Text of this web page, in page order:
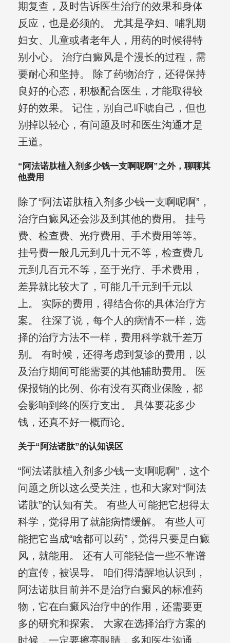
期复查，及时告诉医生治疗的效果和身体
反应，也是必须的。 尤其是孕妇、哺乳期
妇女、儿童或者老年人，用药的时候得特
别小心。 治疗白癜风是个漫长的过程，需
要耐心和坚持。 除了药物治疗，还得保持
良好的心态，积极配合医生，才能取得较
好的效果。 记住，别自己吓唬自己，但也
别掉以轻心，有问题及时和医生沟通才是
王道。
“阿法诺肽植入剂多少钱一支啊呢啊”之外，聊聊其
他费用
除了“阿法诺肽植入剂多少钱一支啊呢啊”，
治疗白癜风还会涉及到其他的费用。 挂号
费、检查费、光疗费用、手术费用等等。
挂号费一般几元到几十元不等，检查费几
元到几百元不等，至于光疗、手术费用，
差异就比较大了，可能几千元到千元以
上。 实际的费用，得结合你的具体治疗方
案。 往深了说，每个人的病情不一样，选
择的治疗方法不一样，费用科学就千差万
别。 有时候，还得考虑到复诊的费用，以
及治疗期间可能需要的其他辅助费用。 医
保报销的比例、你有没有买商业保险，都
会影响到终的医疗支出。 具体要花多少
钱，还真不好一概而论。
关于“阿法诺肽”的认知误区
“阿法诺肽植入剂多少钱一支啊呢啊”，这个
问题之所以这么受关注，也和大家对“阿法
诺肽”的认知有关。 有些人可能把它想得太
科学，觉得用了就能病情缓解。 有些人可
能把它当成“啥都可以药”，觉得只要是白癜
风，就能用。 还有人可能轻信一些不靠谱
的宣传，被误导。 咱们得清醒地认识到，
阿法诺肽目前并不是治疗白癜风的标准药
物，它在白癜风治疗中的作用，还需要更
多的研究和探索。 大家在选择治疗方案的
时候，一定要擦亮眼睛，多和医生沟通，